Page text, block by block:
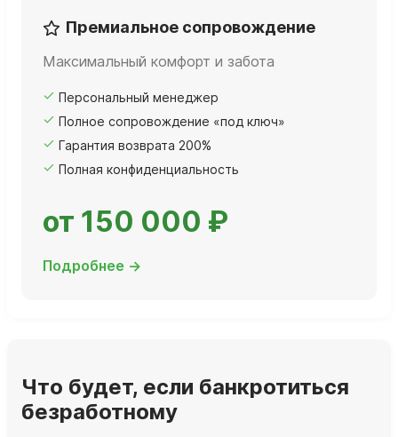
Премиальное сопровождение
Максимальный комфорт и забота
Персональный менеджер
Полное сопровождение «под ключ»
Гарантия возврата 200%
Полная конфиденциальность
от 150 000 ₽
Подробнее →
Что будет, если банкротиться
безработному